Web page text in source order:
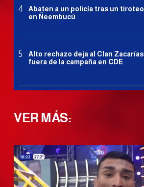
Abaten a un policía tras un tiroteo
en Ñeembucú
Alto rechazo deja al Clan Zacarías
fuera de la campaña en CDE
VER MÁS: